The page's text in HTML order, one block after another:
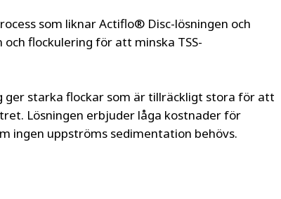
som liknar Actiflo® Disc-lösningen och
flockulering för att minska TSS-
ger starka flockar som är tillräckligt stora för att
Lösningen erbjuder låga kostnader för
ingen uppströms sedimentation behövs.